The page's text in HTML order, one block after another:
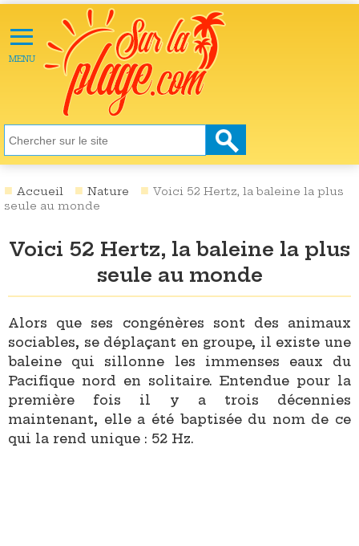
≡
MENU
ACTU
LOISIRS
NATURE
ÉCOLOGIE
SANTÉ
SOCIÉTÉ
CULTURE
DESTINATIONS
Accueil Nature
Voici 52 Hertz, la baleine la plus
seule au monde
Voici 52 Hertz, la baleine la plus
seule au monde
Alors que ses congénères sont des animaux
sociables, se déplaçant en groupe, il existe une
baleine qui sillonne les immenses eaux du
Pacifique nord en solitaire. Entendue pour la
première fois il y a trois décennies
maintenant, elle a été baptisée du nom de ce
qui la rend unique : 52 Hz.